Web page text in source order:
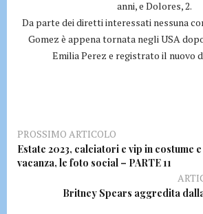
anni, e Dolores, 2.
Da parte dei diretti interessati nessuna
Gomez è appena tornata negli USA
Emilia Perez e registrato il nuovo
PROSSIMO ARTICOLO
Estate 2023, calciatori e vip in costume
vacanza, le foto social – PARTE 11
Britney Spears aggredita